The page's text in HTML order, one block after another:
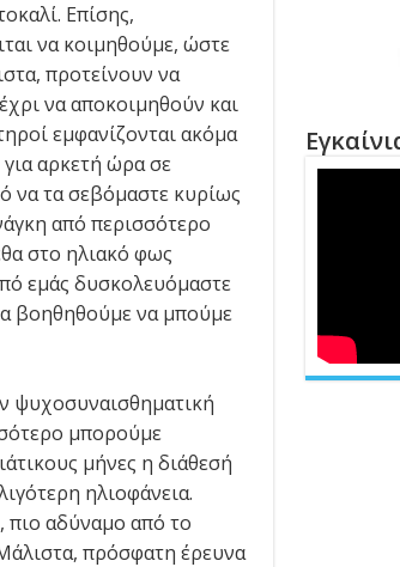
Επίσης,
να κοιμηθούμε, ώστε
προτείνουν να
να αποκοιμηθούν και
εμφανίζονται ακόμα
αρκετή ώρα σε
να τα σεβόμαστε κυρίως
από περισσότερο
στο ηλιακό φως
εμάς δυσκολευόμαστε
βοηθηθούμε να μπούμε
ψυχοσυναισθηματική
μπορούμε
μήνες η διάθεσή
ηλιοφάνεια.
πιο αδύναμο από το
πρόσφατη έρευνα